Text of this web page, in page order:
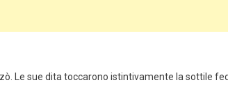
Le sue dita toccarono istintivamente la sottile